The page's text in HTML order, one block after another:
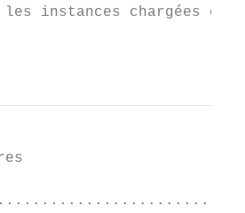
instances chargées de